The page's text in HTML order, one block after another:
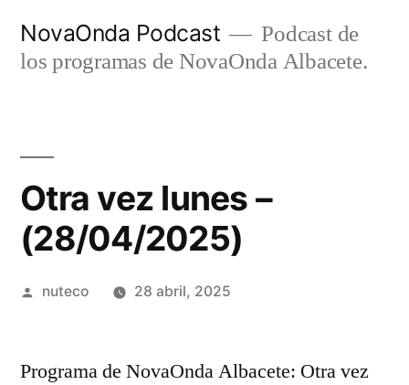
NovaOnda Podcast
Podcast de
los programas de NovaOnda Albacete.
Otra vez lunes –
(28/04/2025)
Publicada
nuteco 28 abril, 2025
Programa de NovaOnda Albacete: Otra vez